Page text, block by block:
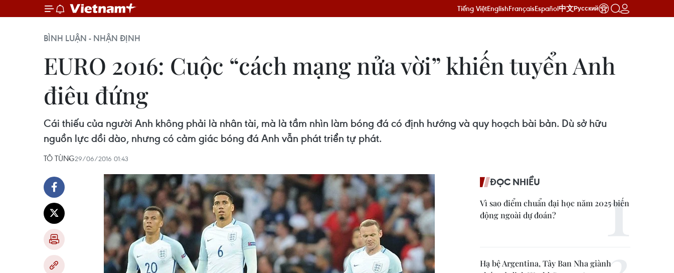
Tiếng ViệtEnglishFrançaisEspañol中文Русский
BÌNH LUẬN - NHẬN ĐỊNH
EURO 2016: Cuộc “cách mạng nửa vời” khiến tuyển Anh
điêu đứng
Cái thiếu của người Anh không phải là nhân tài, mà là tầm nhìn làm bóng đá có định hướng và quy hoạch bài bản. Dù sở hữu
nguồn lực dồi dào, nhưng có cảm giác bóng đá Anh vẫn phát triển tự phát.
TÔ TÙNG29/06/2016 01:43
ĐỌC NHIỀU
Vì sao điểm chuẩn đại học năm 2025 biến
động ngoài dự đoán?
Hạ bệ Argentina, Tây Ban Nha giành